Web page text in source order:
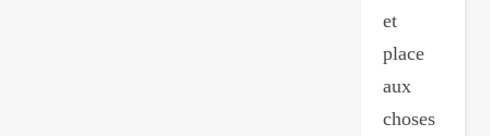
et
place
aux
choses